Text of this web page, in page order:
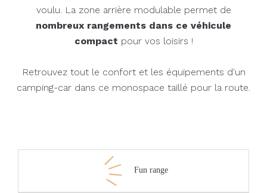
voulu. La zone arrière modulable permet de
nombreux rangements dans ce véhicule
compact pour vos loisirs !
Retrouvez tout le confort et les équipements d'un
camping-car dans ce monospace taillé pour la route.
Fun range